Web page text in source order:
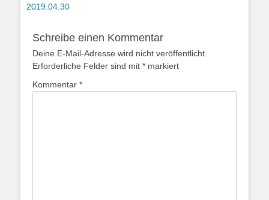
Beitrag:
2019.04.30
Schreibe einen Kommentar
Deine E-Mail-Adresse wird nicht veröffentlicht.
Erforderliche Felder sind mit * markiert
Kommentar *